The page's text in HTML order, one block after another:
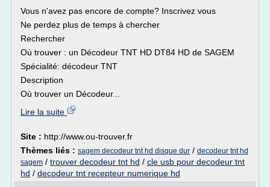
Vous n'avez pas encore de compte? Inscrivez vous
Ne perdez plus de temps à chercher
Rechercher
Où trouver : un Décodeur TNT HD DT84 HD de SAGEM
Spécialité: décodeur TNT
Description
Où trouver un Décodeur...
Lire la suite
Site : http://www.ou-trouver.fr
Thèmes liés : sagem decodeur tnt hd disque dur / decodeur tnt hd
sagem / trouver decodeur tnt hd / cle usb pour decodeur tnt
hd / decodeur tnt recepteur numerique hd